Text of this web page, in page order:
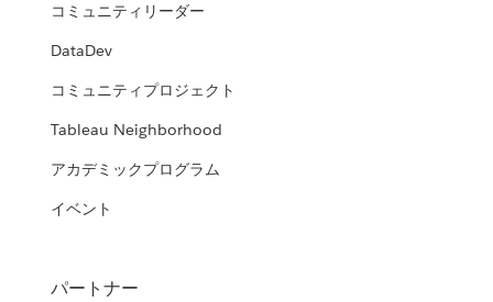
コミュニティリーダー
DataDev
コミュニティプロジェクト
Tableau Neighborhood
アカデミックプログラム
イベント
パートナー